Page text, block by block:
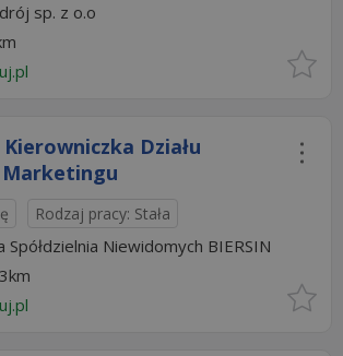
sp. z o.o
Działu
Marketingu
Rodzaj pracy: Stała
Spółdzielnia Niewidomych BIERSIN